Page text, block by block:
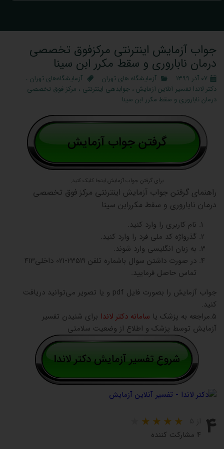
جواب آزمایش اینترنتی مرکزفوق تخصصی
درمان ناباروری و سقط مکرر ابن سینا
۰۷ آذر ۱۳۹۹ آزمایشگاه‌ های تهران آزمایشگاه‌های تهران ،
دکتر لاندا تفسیر آنلاین آزمایش ، جوابدهی اینترنتی ، مرکز فوق تخصصی
درمان ناباروری و سقط مکرر ابن سینا
برای گرفتن جواب آزمایش اینجا کلیک کنید.
راهنمای گرفتن جواب آزمایش اینترنتی مرکز فوق تخصصی
درمان ناباروری و سقط مکررابن سینا
نام کاربری را وارد کنید.
گذرواژه کد ملی فرد را وارد کنید.
به زبان انگلیسی وارد شوند.
در صورت داشتن سوال باشماره تلفن 23519-021 داخلی413
تماس حاصل فرمایید.
جواب آزمایش را بصورت فایل pdf و یا تصویر می‌توانید دریافت
کنید.
5.مراجعه به پزشک یا
سامانه دکتر لاندا برای شنیدن تفسیر
آزمایش توسط پزشک و اطلاع از وضعیت سلامتی
۴ ۴ مشارکت کننده